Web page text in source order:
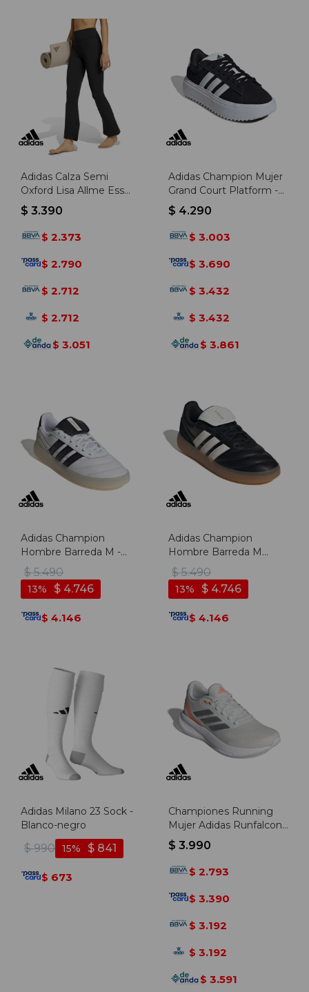
Adidas Calza Semi
Oxford Lisa Allme Ess
Flare - Negro
$ 3.390
$ 2.373
$ 2.790
$ 2.712
$ 2.712
$ 3.051
Adidas Champion Mujer
Grand Court Platform -
Negro-blanco
$ 4.290
$ 3.003
$ 3.690
$ 3.432
$ 3.432
$ 3.861
Adidas Champion
Hombre Barreda M -
Blanco-negro
$ 5.490
$ 4.746
13
$ 4.146
Adidas Champion
Hombre Barreda M
Black - Negro-blanco
$ 5.490
$ 4.746
13
$ 4.146
Adidas Milano 23 Sock -
Blanco-negro
$ 990 $ 841
15
$ 673
Championes Running
Mujer Adidas Runfalcon
5 - Gris Claro-naranja
$ 3.990
$ 2.793
$ 3.390
$ 3.192
$ 3.192
$ 3.591